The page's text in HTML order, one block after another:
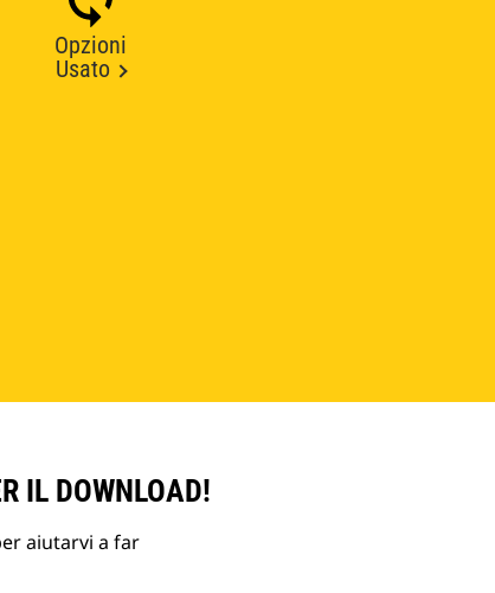
Opzioni
Usato
IL DOWNLOAD!
aiutarvi a far